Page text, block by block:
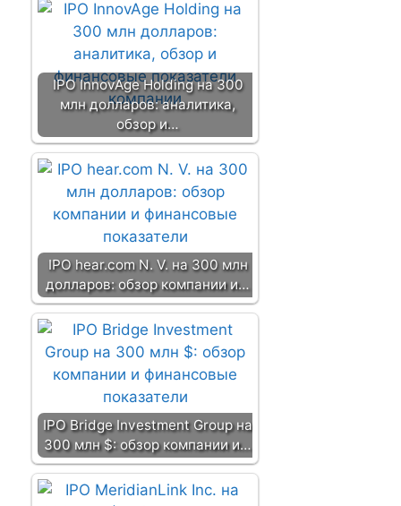
IPO InnovAge Holding на 300
млн долларов: аналитика,
обзор и…
IPO hear.com N. V. на 300 млн
долларов: обзор компании и…
IPO Bridge Investment Group на
300 млн $: обзор компании и…